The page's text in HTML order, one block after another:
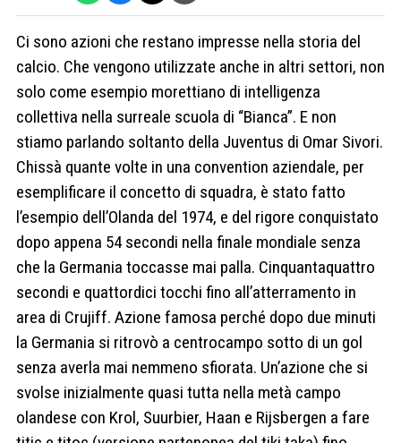
Ci sono azioni che restano impresse nella storia del
calcio. Che vengono utilizzate anche in altri settori, non
solo come esempio morettiano di intelligenza
collettiva nella surreale scuola di “Bianca”. E non
stiamo parlando soltanto della Juventus di Omar Sivori.
Chissà quante volte in una convention aziendale, per
esemplificare il concetto di squadra, è stato fatto
l’esempio dell’Olanda del 1974, e del rigore conquistato
dopo appena 54 secondi nella finale mondiale senza
che la Germania toccasse mai palla. Cinquantaquattro
secondi e quattordici tocchi fino all’atterramento in
area di Crujiff. Azione famosa perché dopo due minuti
la Germania si ritrovò a centrocampo sotto di un gol
senza averla mai nemmeno sfiorata. Un’azione che si
svolse inizialmente quasi tutta nella metà campo
olandese con Krol, Suurbier, Haan e Rijsbergen a fare